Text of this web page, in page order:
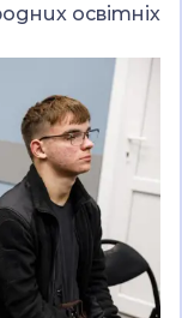
освітніх